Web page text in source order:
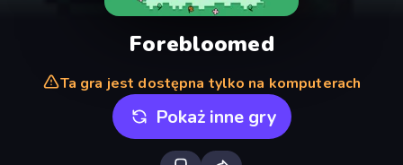
Forebloomed
Ta gra jest dostępna tylko na komputerach
Pokaż inne gry